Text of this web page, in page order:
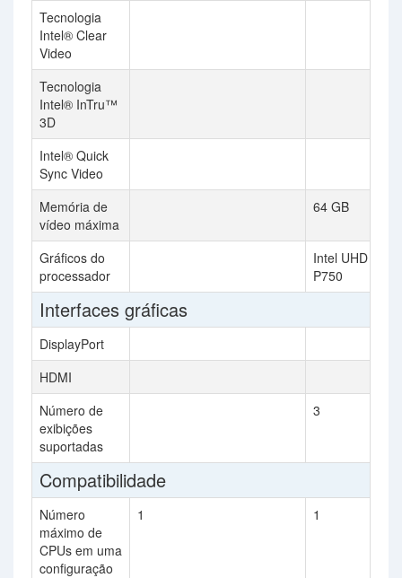
Tecnologia
Intel® Clear
Video
Tecnologia
Intel® InTru™
3D
Intel® Quick
Sync Video
Memória de
vídeo máxima
64 GB
Gráficos do
processador
Intel UHD
P750
Interfaces gráficas
DisplayPort
HDMI
Número de
exibições
suportadas
3
Compatibilidade
Número
máximo de
CPUs em uma
configuração
1 1